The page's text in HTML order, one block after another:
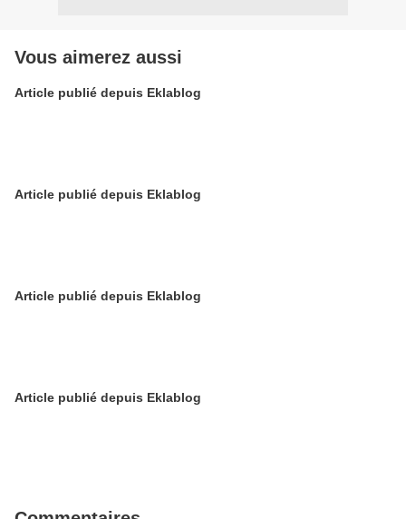
Vous aimerez aussi
Article publié depuis Eklablog
Article publié depuis Eklablog
Article publié depuis Eklablog
Article publié depuis Eklablog